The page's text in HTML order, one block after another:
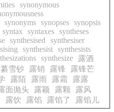
synonymous
synonyms synopses synopsis
syntax syntaxes syntheses
synthesised
synthesiser
synthesist synthesists
synthesize
露酒
雪钞 露销 露锋
露锋芒
露陌 露雨 露霜
露露
面抛头 露颖 露颗
露风
露饮 露馅 露馅了 露馅儿